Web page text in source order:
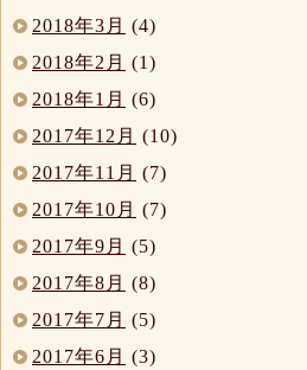
2018年3月 (4)
2018年2月 (1)
2018年1月 (6)
2017年12月 (10)
2017年11月 (7)
2017年10月 (7)
2017年9月 (5)
2017年8月 (8)
2017年7月 (5)
2017年6月 (3)